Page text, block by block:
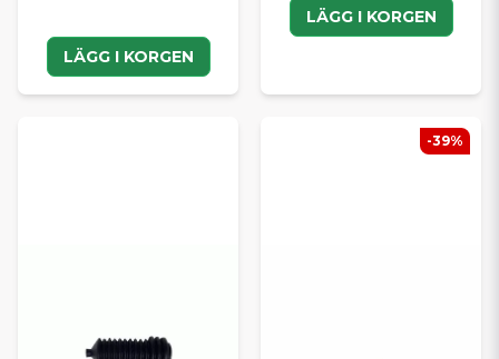
LÄGG I KORGEN
LÄGG I KORGEN
-39%